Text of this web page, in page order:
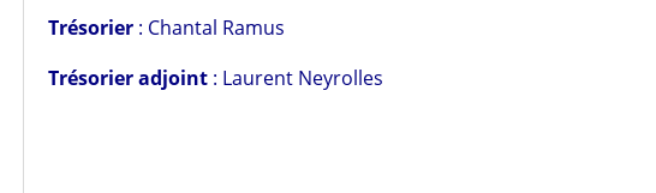
Trésorier : Chantal Ramus
Trésorier adjoint : Laurent Neyrolles